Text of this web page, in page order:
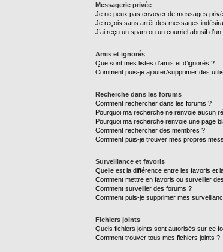
Messagerie privée
Je ne peux pas envoyer de messages
Je reçois sans arrêt des messages
J’ai reçu un spam ou un courriel abusif
Amis et ignorés
Que sont mes listes d’amis et d’ignorés ?
Comment puis-je ajouter/supprimer des
Recherche dans les forums
Comment rechercher dans les forums ?
Pourquoi ma recherche ne renvoie aucun
Pourquoi ma recherche renvoie une page
Comment rechercher des membres ?
Comment puis-je trouver mes propres
Surveillance et favoris
Quelle est la différence entre les favoris et
Comment mettre en favoris ou surveiller
Comment surveiller des forums ?
Comment puis-je supprimer mes
Fichiers joints
Quels fichiers joints sont autorisés sur ce
Comment trouver tous mes fichiers joints ?